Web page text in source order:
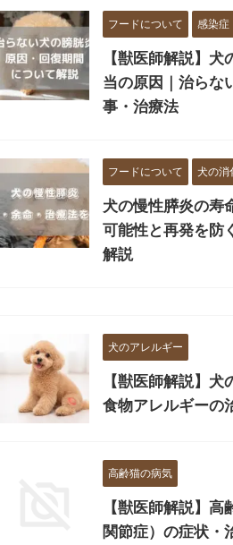
フードについて 感染症
【獣医師解説】
当の原因｜治らな
事・治療法
フードについて 犬の消
犬の慢性膵炎の寿
可能性と再発を防
解説
犬のアレルギー
【獣医師解説】
食物アレルギーの
高齢猫の病気
【獣医師解説】
関節症）の症状・